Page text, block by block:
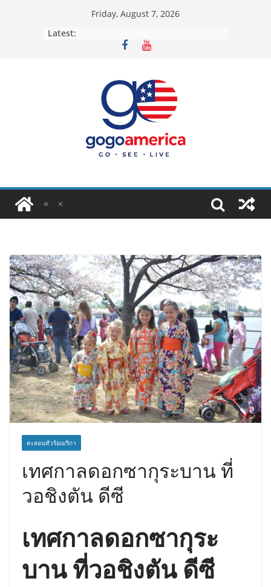
Friday, August 7, 2026
Latest:
ตะลอนทัวร์อเมริกา
เทศกาลดอกซากุระบาน ที่
วอชิงตัน ดีซี
เทศกาลดอกซากุระ
บาน ที่วอชิงตัน ดีซี